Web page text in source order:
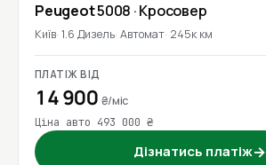
Peugeot5008 · Кросовер
Київ 1.6 Дизель Автомат 245к км
ПЛАТІЖ ВІД
14 900 ₴/міс
Ціна авто 493 000 ₴
Дізнатись платіж→